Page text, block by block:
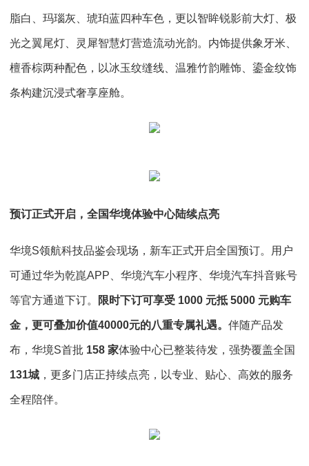
脂白、玛瑙灰、琥珀蓝四种车色，更以智眸锐影前大灯、极
光之翼尾灯、灵犀智慧灯营造流动光韵。内饰提供象牙米、
檀香棕两种配色，以冰玉纹缝线、温雅竹韵雕饰、鎏金纹饰
条构建沉浸式奢享座舱。
预订正式开启，全国华境体验中心陆续点亮
华境S领航科技品鉴会现场，新车正式开启全国预订。用户
可通过华为乾崑APP、华境汽车小程序、华境汽车抖音账号
等官方通道下订。 限时下订可享受 1000 元抵 5000 元购车
金，更可叠加价值40000元的八重专属礼遇。 伴随产品发
布，华境S首批 158 家体验中心已整装待发，强势覆盖全国
131城 ，更多门店正持续点亮，以专业、贴心、高效的服务
全程陪伴。